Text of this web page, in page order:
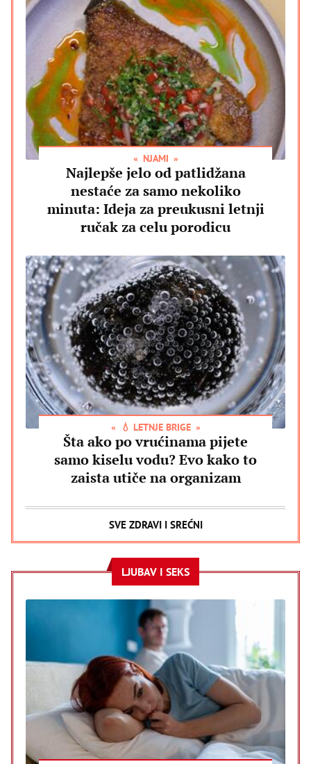
NJAMI
Najlepše jelo od patlidžana
nestaće za samo nekoliko
minuta: Ideja za preukusni letnji
ručak za celu porodicu
💧 LETNJE BRIGE
Šta ako po vrućinama pijete
samo kiselu vodu? Evo kako to
zaista utiče na organizam
SVE ZDRAVI I SREĆNI
LJUBAV I SEKS